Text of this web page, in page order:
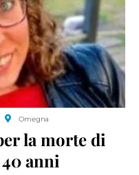
Omegna
la morte di
anni